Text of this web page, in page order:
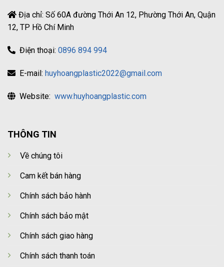
Địa chỉ: Số 60A đường Thới An 12, Phường Thới An, Quận
12, TP Hồ Chí Minh
Điện thoại: 0896 894 994
E-mail: huyhoangplastic2022@gmail.com
Website: www.huyhoangplastic.com
THÔNG TIN
Về chúng tôi
Cam kết bán hàng
Chính sách bảo hành
Chính sách bảo mật
Chính sách giao hàng
Chính sách thanh toán